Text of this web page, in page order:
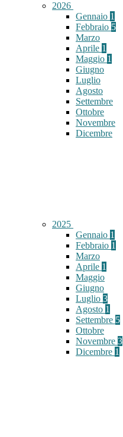
2026
Gennaio 1
Febbraio 5
Marzo
Aprile 1
Maggio 1
Giugno
Luglio
Agosto
Settembre
Ottobre
Novembre
Dicembre
2025
Gennaio 1
Febbraio 1
Marzo
Aprile 1
Maggio
Giugno
Luglio 3
Agosto 1
Settembre 5
Ottobre
Novembre 3
Dicembre 1